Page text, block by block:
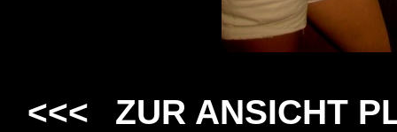
<<<
ZUR ANSICHT